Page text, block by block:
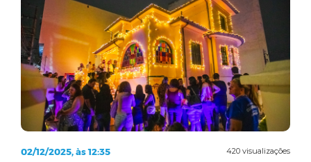
420 visualizações
02/12/2025, às 12:35